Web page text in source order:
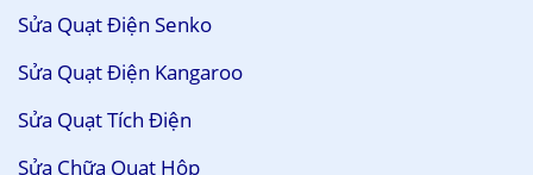
Sửa Quạt Điện Senko
Sửa Quạt Điện Kangaroo
Sửa Quạt Tích Điện
Sửa Chữa Quạt Hộp